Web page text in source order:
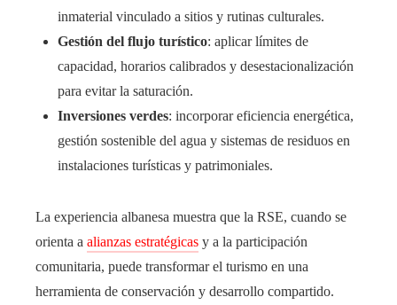
inmaterial vinculado a sitios y rutinas culturales.
Gestión del flujo turístico: aplicar límites de
capacidad, horarios calibrados y desestacionalización
para evitar la saturación.
Inversiones verdes: incorporar eficiencia energética,
gestión sostenible del agua y sistemas de residuos en
instalaciones turísticas y patrimoniales.
La experiencia albanesa muestra que la RSE, cuando se
orienta a alianzas estratégicas y a la participación
comunitaria, puede transformar el turismo en una
herramienta de conservación y desarrollo compartido.